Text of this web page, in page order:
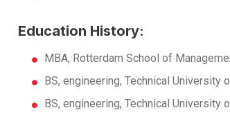
Education History:
MBA, Rotterdam School of
BS, engineering, Technical University
BS, engineering, Technical University